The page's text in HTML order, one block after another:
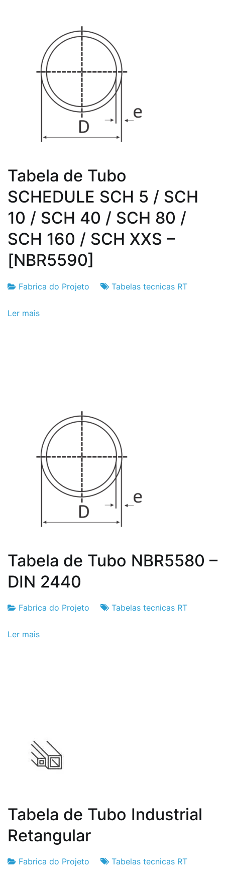
Tabela de Tubo
SCHEDULE SCH 5 / SCH
10 / SCH 40 / SCH 80 /
SCH 160 / SCH XXS –
[NBR5590]
do
de
Fabrica do Projeto Tabelas tecnicas RT
Ler mais
Tabela de Tubo NBR5580 –
DIN 2440
do
de
Fabrica do Projeto Tabelas tecnicas RT
Ler mais
Tabela de Tubo Industrial
Retangular
Fabrica do Projeto Tabelas tecnicas RT